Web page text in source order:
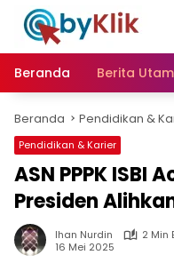
Langsung
konten
Beranda
Berita
Beranda Pendidikan &
Pendidikan & Karier
ASN PPPK ISBI
Presiden
Ihan Nurdin
2 Min
16 Mei 2025